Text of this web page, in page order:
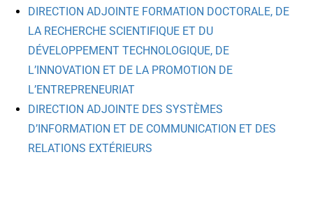
DIRECTION ADJOINTE FORMATION DOCTORALE, DE
LA RECHERCHE SCIENTIFIQUE ET DU
DÉVELOPPEMENT TECHNOLOGIQUE, DE
L’INNOVATION ET DE LA PROMOTION DE
L’ENTREPRENEURIAT
DIRECTION ADJOINTE DES SYSTÈMES
D’INFORMATION ET DE COMMUNICATION ET DES
RELATIONS EXTÉRIEURS